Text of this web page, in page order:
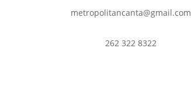
metropolitancanta@gmail.com
262 322 8322